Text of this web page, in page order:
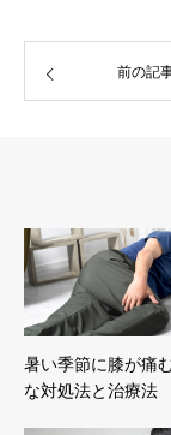
前の記
暑い季節に膝が痛
な対処法と治療法